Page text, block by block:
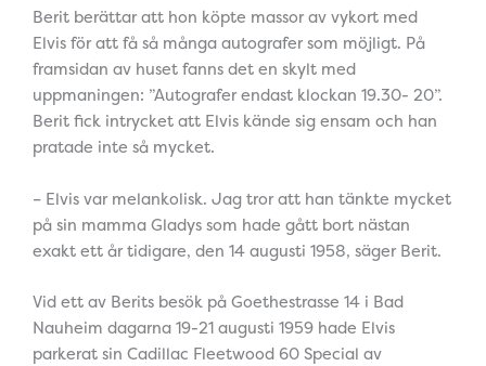
Berit berättar att hon köpte massor av vykort med
Elvis för att få så många autografer som möjligt. På
framsidan av huset fanns det en skylt med
uppmaningen: ”Autografer endast klockan 19.30- 20”.
Berit fick intrycket att Elvis kände sig ensam och han
pratade inte så mycket.
– Elvis var melankolisk. Jag tror att han tänkte mycket
på sin mamma Gladys som hade gått bort nästan
exakt ett år tidigare, den 14 augusti 1958, säger Berit.
Vid ett av Berits besök på Goethestrasse 14 i Bad
Nauheim dagarna 19-21 augusti 1959 hade Elvis
parkerat sin Cadillac Fleetwood 60 Special av